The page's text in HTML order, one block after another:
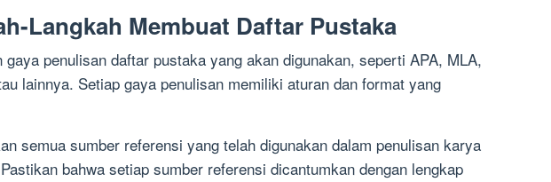
Langkah Membuat Daftar Pustaka
gaya penulisan daftar pustaka yang akan digunakan, seperti APA, MLA,
lainnya. Setiap gaya penulisan memiliki aturan dan format yang
semua sumber referensi yang telah digunakan dalam penulisan karya
bahwa setiap sumber referensi dicantumkan dengan lengkap